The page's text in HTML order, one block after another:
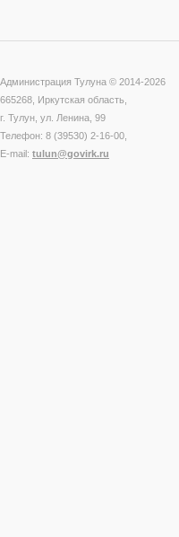
Администрация Тулуна © 2014-2026
665268, Иркутская область,
г. Тулун, ул. Ленина, 99
Телефон: 8 (39530) 2-16-00,
E-mail: tulun@govirk.ru